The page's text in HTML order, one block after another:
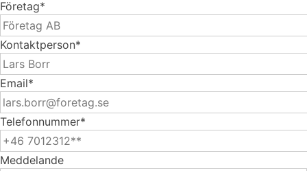
Företag*
Kontaktperson*
Email*
Telefonnummer*
Meddelande